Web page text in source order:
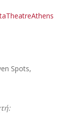
Spots,